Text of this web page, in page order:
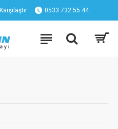
Karşılaştır 0533 732 55 44